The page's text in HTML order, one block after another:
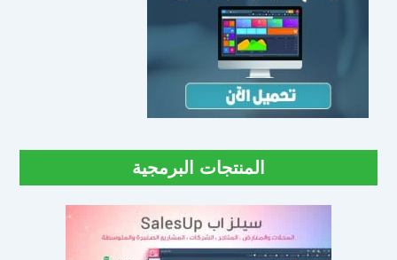
المنتجات البرمجية